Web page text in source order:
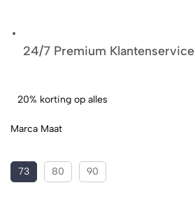
24/7 Premium Klantenservice
20% korting op alles
Marca Maat
73 80 90